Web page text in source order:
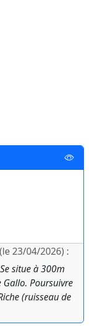
23/04/2026) :
situe à 300m
Poursuivre
(ruisseau de